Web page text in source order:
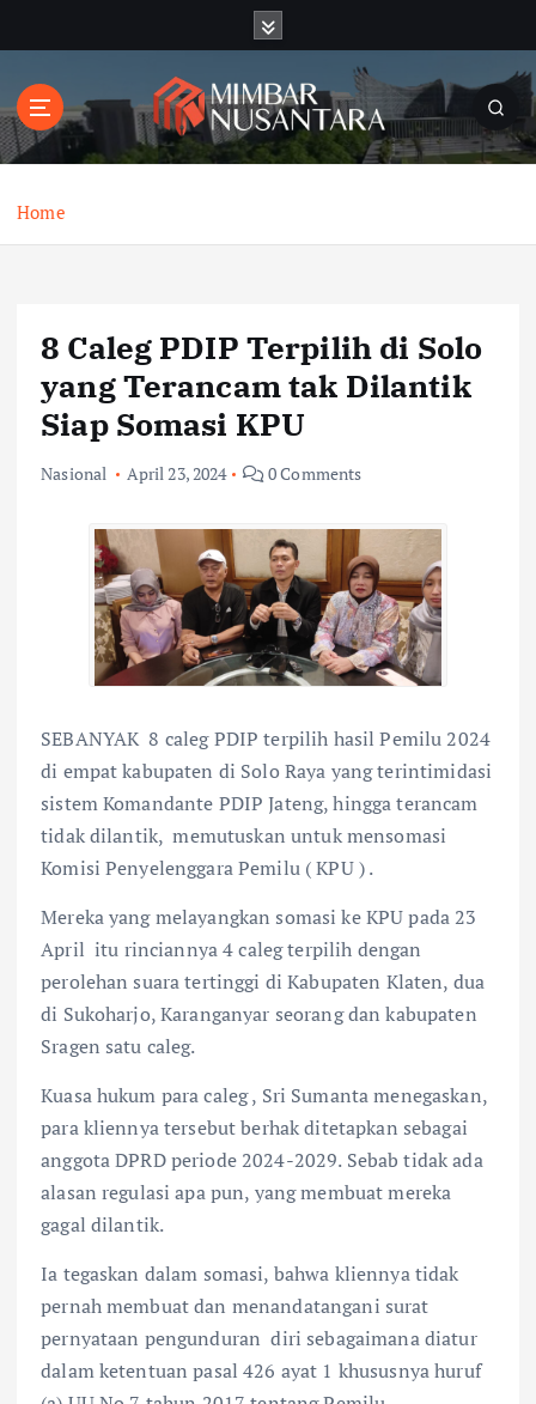
t
o
Home
8 Caleg PDIP Terpilih di Solo
yang Terancam tak Dilantik
Siap Somasi KPU
Nasional April 23, 2024 0 Comments
SEBANYAK 8 caleg PDIP terpilih hasil Pemilu 2024
di empat kabupaten di Solo Raya yang terintimidasi
sistem Komandante PDIP Jateng, hingga terancam
tidak dilantik, memutuskan untuk mensomasi
Komisi Penyelenggara Pemilu ( KPU ) .
Mereka yang melayangkan somasi ke KPU pada 23
April itu rinciannya 4 caleg terpilih dengan
perolehan suara tertinggi di Kabupaten Klaten, dua
di Sukoharjo, Karanganyar seorang dan kabupaten
Sragen satu caleg.
Kuasa hukum para caleg , Sri Sumanta menegaskan,
para kliennya tersebut berhak ditetapkan sebagai
anggota DPRD periode 2024-2029. Sebab tidak ada
alasan regulasi apa pun, yang membuat mereka
gagal dilantik.
Ia tegaskan dalam somasi, bahwa kliennya tidak
pernah membuat dan menandatangani surat
pernyataan pengunduran diri sebagaimana diatur
dalam ketentuan pasal 426 ayat 1 khususnya huruf